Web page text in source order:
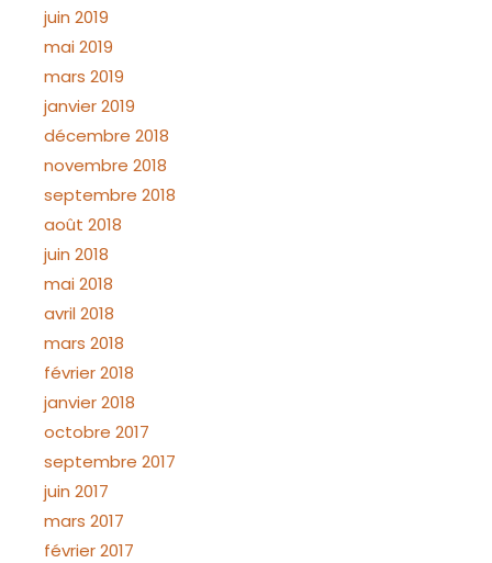
juin 2019
mai 2019
mars 2019
janvier 2019
décembre 2018
novembre 2018
septembre 2018
août 2018
juin 2018
mai 2018
avril 2018
mars 2018
février 2018
janvier 2018
octobre 2017
septembre 2017
juin 2017
mars 2017
février 2017